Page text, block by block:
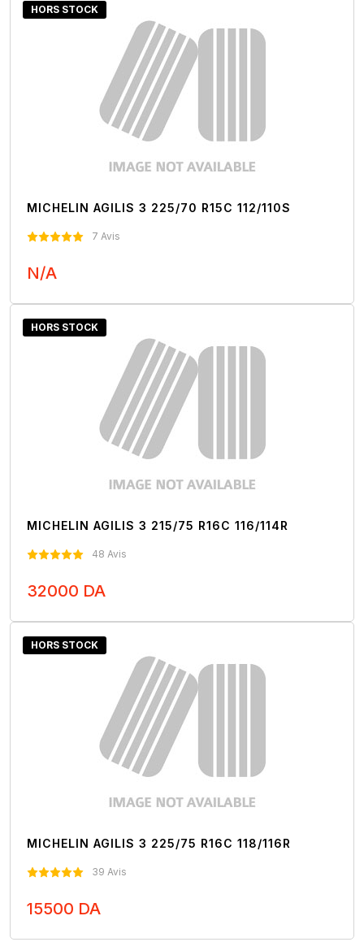
HORS STOCK
MICHELIN AGILIS 3 225/70 R15C 112/110S
7 Avis
N/A
HORS STOCK
MICHELIN AGILIS 3 215/75 R16C 116/114R
48 Avis
32000 DA
HORS STOCK
MICHELIN AGILIS 3 225/75 R16C 118/116R
39 Avis
15500 DA